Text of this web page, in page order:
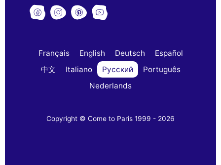
Français English Deutsch
Español
中文
Italiano Русский
Português
Nederlands
Copyright © Come to Paris 1999 - 2026